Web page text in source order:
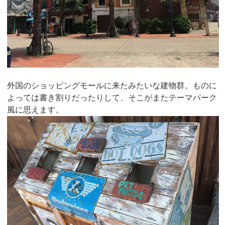
外国のショッピングモールに来たみたいな建物群。ものに
よっては書き割りだったりして、そこがまたテーマパーク
風に思えます。